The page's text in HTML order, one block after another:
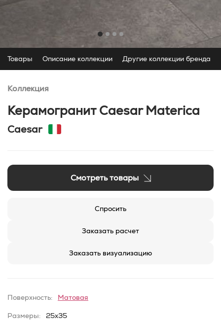
Товары Описание коллекции Другие коллекции бренда
Коллекция
Керамогранит Caesar Materica
Caesar
Смотреть товары
Спросить
Заказать расчет
Заказать визуализацию
Поверхность: Матовая
Размеры: 25x35